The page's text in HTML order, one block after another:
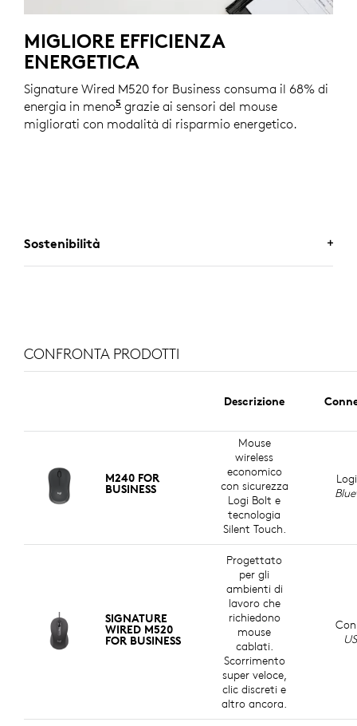
MIGLIORE EFFICIENZA
ENERGETICA
Signature Wired M520 for Business consuma il 68% di
energia in meno5 Rispetto al mouse Logitech M500s.
grazie ai sensori del mouse
migliorati con modalità di risparmio energetico.
Sostenibilità
SENTIRE BENE
Logitech si impegna a creare un mondo più
al minimo il nostro impatto ambientale e accelerare il
PLASTICA RICICLATA
Le parti in plastica di Signature Wired M520 for
Business includono almeno il 71% di plastica riciclata
Sono esclusi il gruppo cavi
per dare una seconda vita
elettronici di consumo giunti a fine vita e contribuire a
ridurre la nostra impronta di carbonio
CONFRONTA PRODOTTI
Descrizione
M240 FOR
BUSINESS
Mouse
wireless
economico
con sicurezza
Logi Bolt e
tecnologia
Silent Touch.
SIGNATURE
WIRED M520
FOR BUSINESS
Progettato
per gli
ambienti di
lavoro che
richiedono
mouse
cablati.
Scorrimento
super veloce,
clic discreti e
altro ancora.